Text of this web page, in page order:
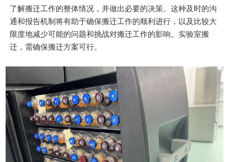
了解搬迁工作的整体情况，并做出必要的决策。这种及时的沟
通和报告机制将有助于确保搬迁工作的顺利进行，以及比较大
限度地减少可能的问题和挑战对搬迁工作的影响。实验室搬
迁，需确保搬迁方案可行。